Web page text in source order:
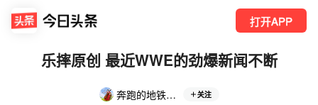
打开APP
乐摔原创 最近WWE的劲爆新闻不断
奔跑的地铁慢慢听 关注